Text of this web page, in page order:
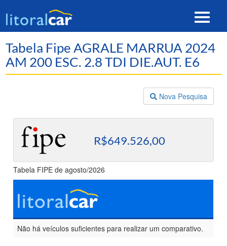
Toggle
Tabela Fipe AGRALE MARRUA 2024
AM 200 ESC. 2.8 TDI DIE.AUT. E6
Nova Pesquisa
R$649.526,00
Tabela FIPE de agosto/2026
Não há veículos suficientes para realizar um comparativo.